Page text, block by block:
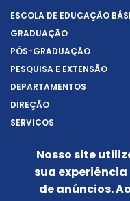
ESCOLA DE EDUCAÇÃO
GRADUAÇÃO
PÓS-GRADUAÇÃO
PESQUISA E EXTENSÃO
DEPARTAMENTOS
DIREÇÃO
SERVIÇOS
REITORIA
NOTÍCIAS
CONHEÇA O CÂMPUS
Nosso site
sua
de anúncios.